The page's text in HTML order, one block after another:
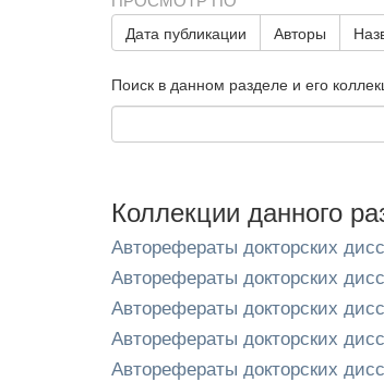
Дата публикации Авторы
Поиск в данном разделе и его
Коллекции данного
Авторефераты докторских
Авторефераты докторских
Авторефераты докторских
Авторефераты докторских
Авторефераты докторских